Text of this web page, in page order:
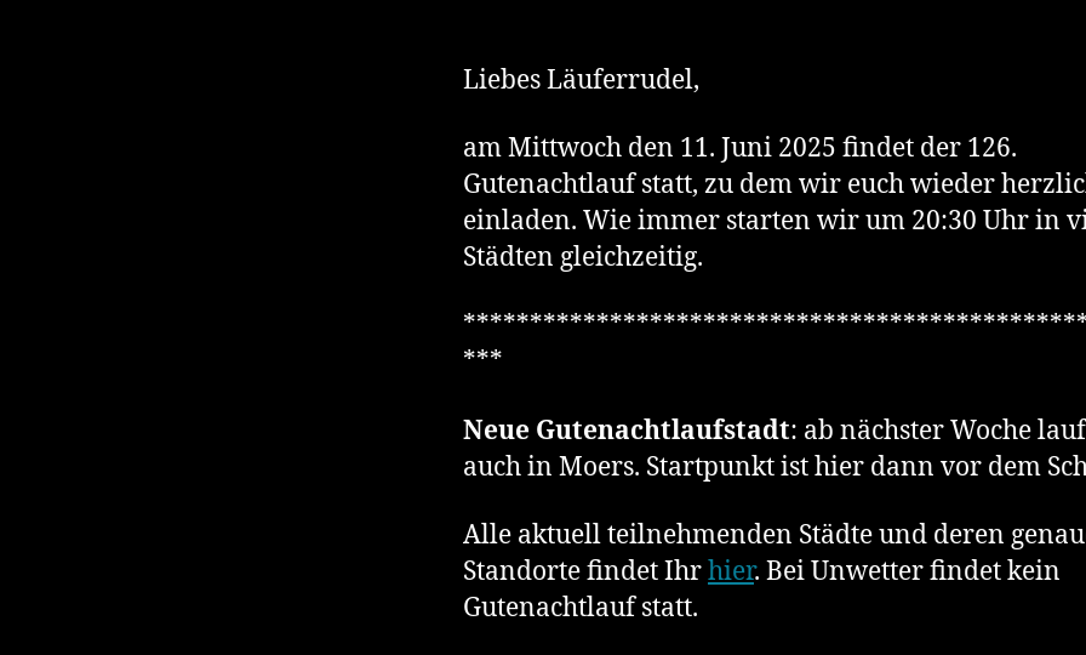
Liebes Läuferrudel,
am Mittwoch den 11. Juni 2025 findet der 126.
Gutenachtlauf statt, zu dem wir euch wieder
einladen. Wie immer starten wir um 20:30 Uhr in
Städten gleichzeitig.
***
Neue Gutenachtlaufstadt: ab nächster Woche
auch in Moers. Startpunkt ist hier dann vor dem
Alle aktuell teilnehmenden Städte und deren
Standorte findet Ihrhier. Bei Unwetter findet kein
Gutenachtlauf statt.